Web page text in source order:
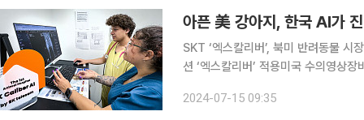
아픈 美 강아지, 한국 AI가
SKT ‘엑스칼리버’, 북미 반려동물 시
션 ‘엑스칼리버’ 적용미국 수의영상장
레콤은 캐나다 반려동물 의료장비업
2024-07-15 09:35